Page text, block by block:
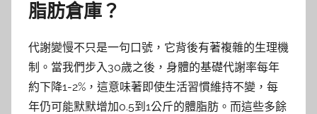
脂肪倉庫？
代謝變慢不只是一句口號，它背後有著複雜的生理機
制。當我們步入30歲之後，身體的基礎代謝率每年
約下降1-2%，這意味著即使生活習慣維持不變，每
年仍可能默默增加0.5到1公斤的體脂肪。而這些多餘